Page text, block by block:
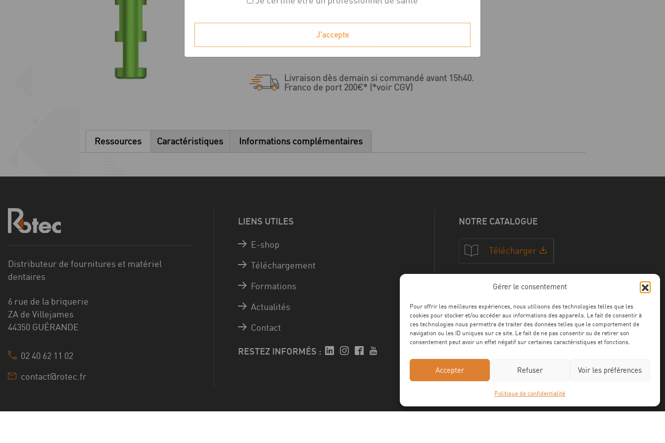
Gérer le consentement
Pour offrir les meilleures expériences, nous utilisons des technologies telles que les
cookies pour stocker et/ou accéder aux informations des appareils. Le fait de consentir à
ces technologies nous permettra de traiter des données telles que le comportement de
navigation ou les ID uniques sur ce site. Le fait de ne pas consentir ou de retirer son
consentement peut avoir un effet négatif sur certaines caractéristiques et fonctions.
Accepter Refuser Voir les préférences
Politique de confidentialité
de
EV
-
D
3.0
Ajouter au panier
Livraison dès demain si commandé avant 15h40.
Franco de port 200€* (*voir CGV)
Ressources Caractéristiques Informations complémentaires
Distributeur de fournitures et matériel
dentaires
6 rue de la briquerie
ZA de Villejames
44350 GUÉRANDE
02 40 62 11 02
contact@rotec.fr
LIENS UTILES
E-shop
Téléchargement
Formations
Actualités
Contact
RESTEZ INFORMÉS :
NOTRE CATALOGUE
Télécharger
NOS CERTFICATIONS
J'accepte